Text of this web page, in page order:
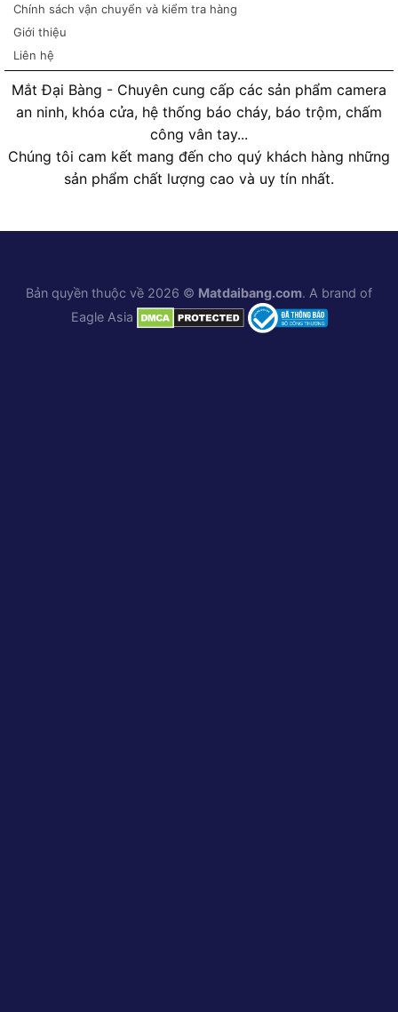
Chính sách vận chuyển và kiểm tra hàng
Giới thiệu
Liên hệ
Mắt Đại Bàng - Chuyên cung cấp các sản phẩm camera
an ninh, khóa cửa, hệ thống báo cháy, báo trộm, chấm
công vân tay...
Chúng tôi cam kết mang đến cho quý khách hàng những
sản phẩm chất lượng cao và uy tín nhất.
Bản quyền thuộc về 2026 © Matdaibang.com. A brand of
Eagle Asia